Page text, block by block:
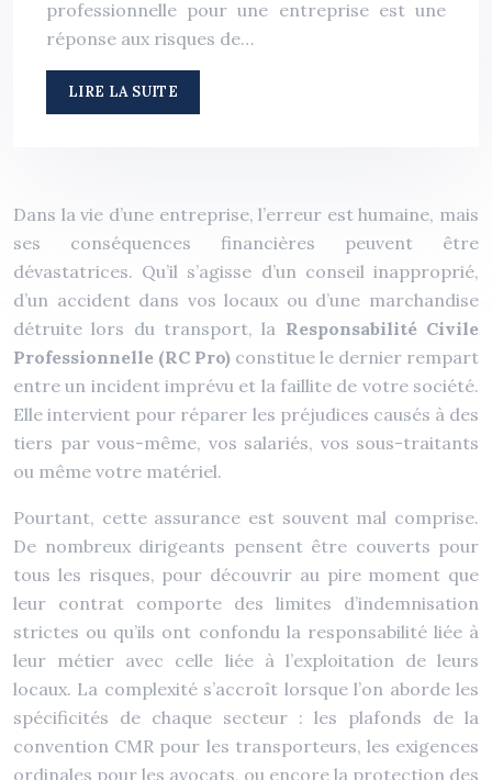
professionnelle pour une entreprise est une
réponse aux risques de…
LIRE LA SUITE
Dans la vie d’une entreprise, l’erreur est humaine, mais
ses conséquences financières peuvent être
dévastatrices. Qu’il s’agisse d’un conseil inapproprié,
d’un accident dans vos locaux ou d’une marchandise
détruite lors du transport, la Responsabilité Civile
Professionnelle (RC Pro) constitue le dernier rempart
entre un incident imprévu et la faillite de votre société.
Elle intervient pour réparer les préjudices causés à des
tiers par vous-même, vos salariés, vos sous-traitants
ou même votre matériel.
Pourtant, cette assurance est souvent mal comprise.
De nombreux dirigeants pensent être couverts pour
tous les risques, pour découvrir au pire moment que
leur contrat comporte des limites d’indemnisation
strictes ou qu’ils ont confondu la responsabilité liée à
leur métier avec celle liée à l’exploitation de leurs
locaux. La complexité s’accroît lorsque l’on aborde les
spécificités de chaque secteur : les plafonds de la
convention CMR pour les transporteurs, les exigences
ordinales pour les avocats, ou encore la protection des